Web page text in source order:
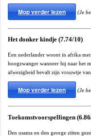
Mop verder lezen (Je
Het donker kindje (7.74/10)
Een nederlander woont in afrika
hoogzwanger wanneer hij naar het
afwezigheid bevalt zijn vrouwtje van
Mop verder lezen (Je
Toekomstvoorspellingen
Den osama en den george zitten